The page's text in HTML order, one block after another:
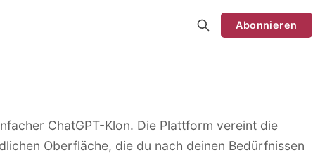
Abonnieren
ChatGPT-Klon. Die Plattform vereint die
Oberfläche, die du nach deinen Bedürfnissen